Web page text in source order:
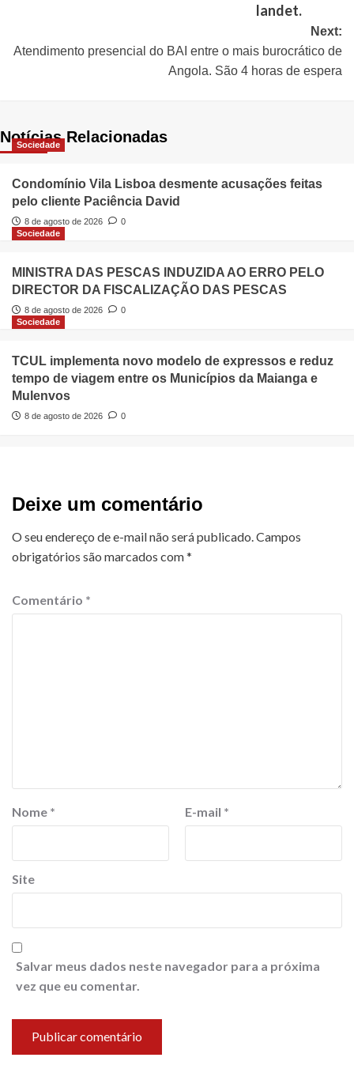
landet.
Next:
Atendimento presencial do BAI entre o mais burocrático de
Angola. São 4 horas de espera
Notícias Relacionadas
Sociedade
Condomínio Vila Lisboa desmente acusações feitas
pelo cliente Paciência David
8 de agosto de 2026
0
Sociedade
MINISTRA DAS PESCAS INDUZIDA AO ERRO PELO
DIRECTOR DA FISCALIZAÇÃO DAS PESCAS
8 de agosto de 2026
0
Sociedade
TCUL implementa novo modelo de expressos e reduz
tempo de viagem entre os Municípios da Maianga e
Mulenvos
8 de agosto de 2026 0
Deixe um comentário
O seu endereço de e-mail não será publicado.Campos
obrigatórios são marcados com*
Comentário *
Nome * E-mail *
Site
Salvar meus dados neste navegador para a próxima
vez que eu comentar.